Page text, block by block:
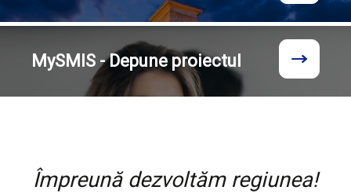
MySMIS - Depune proiectul
Împreună dezvoltăm regiunea!